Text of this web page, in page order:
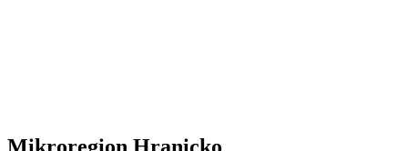
Mikroregion Hranicko